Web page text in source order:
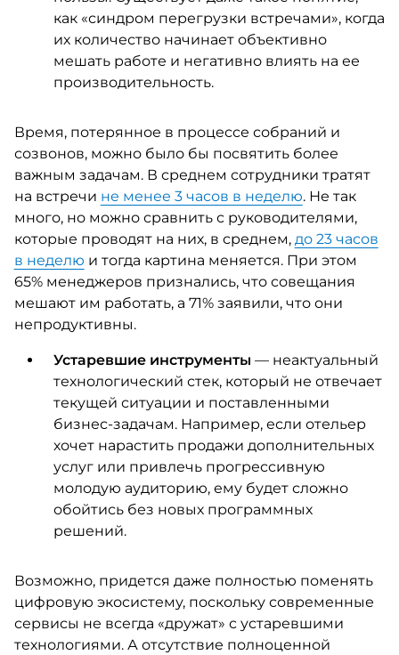
как «синдром перегрузки встречами», когда
их количество начинает объективно
мешать работе и негативно влиять на ее
производительность.
Время, потерянное в процессе собраний и
созвонов, можно было бы посвятить более
важным задачам. В среднем сотрудники тратят
на встречи не менее 3 часов в неделю. Не так
много, но можно сравнить с руководителями,
которые проводят на них, в среднем, до 23 часов
в неделю и тогда картина меняется. При этом
65% менеджеров признались, что совещания
мешают им работать, а 71% заявили, что они
непродуктивны.
Устаревшие инструменты — неактуальный
технологический стек, который не отвечает
текущей ситуации и поставленными
бизнес-задачам. Например, если отельер
хочет нарастить продажи дополнительных
услуг или привлечь прогрессивную
молодую аудиторию, ему будет сложно
обойтись без новых программных
решений.
Возможно, придется даже полностью поменять
цифровую экосистему, поскольку современные
сервисы не всегда «дружат» с устаревшими
технологиями. А отсутствие полноценной